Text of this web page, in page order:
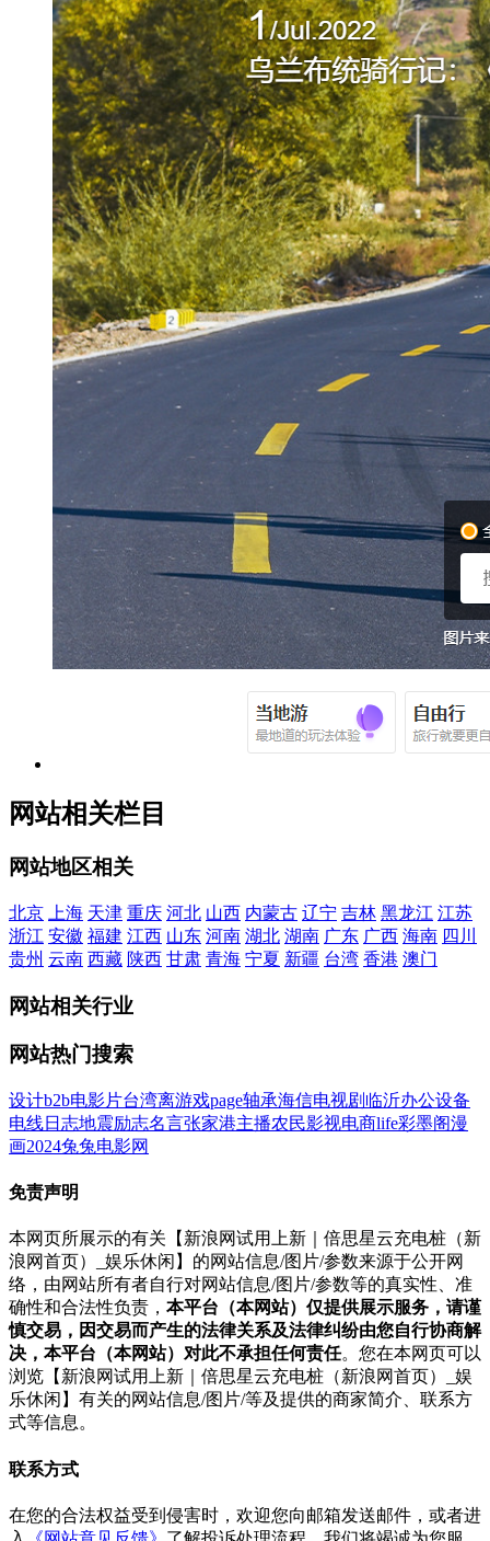
网站相关栏目
网站地区相关
北京 上海 天津 重庆 河北 山西 内蒙古 辽宁 吉林 黑龙江 江苏
浙江 安徽 福建 江西 山东 河南 湖北 湖南 广东 广西 海南 四川
贵州 云南 西藏 陕西 甘肃 青海 宁夏 新疆 台湾 香港 澳门
网站相关行业
网站热门搜索
设计b2b电影片台湾离游戏page轴承海信电视剧 临沂办公设备
电线日志地震励志名言张家港主播农民影视电商life彩墨阁漫
画2024兔兔电影网
免责声明
本网页所展示的有关【新浪网试用上新｜倍思星云充电桩（新
浪网首页）_娱乐休闲】的网站信息/图片/参数来源于公开网
络，由网站所有者自行对网站信息/图片/参数等的真实性、准
确性和合法性负责， 本平台（本网站）仅提供展示服务，请谨
慎交易，因交易而产生的法律关系及法律纠纷由您自行协商解
决，本平台（本网站）对此不承担任何责任。您在本网页可以
浏览【新浪网试用上新｜倍思星云充电桩（新浪网首页）_娱
乐休闲】有关的网站信息/图片/等及提供的商家简介、联系方
式等信息。
联系方式
在您的合法权益受到侵害时，欢迎您向邮箱发送邮件，或者进